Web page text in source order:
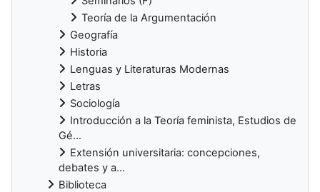
Teoría de la Argumentación
Geografía
Historia
Lenguas y Literaturas Modernas
Letras
Sociología
Introducción a la Teoría feminista, Estudios de
Gé...
Extensión universitaria: concepciones,
debates y a...
Biblioteca